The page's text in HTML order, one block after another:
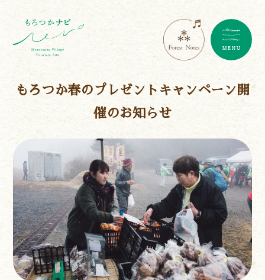
もろつか春のプレゼントキャンペーン開
催のお知らせ
遊ぶ